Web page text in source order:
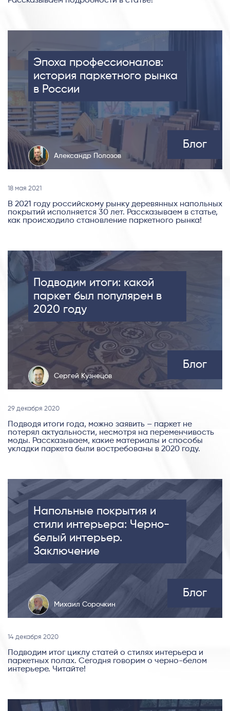
Эпоха профессионалов:
история паркетного рынка
в России
Александр Полозов
Блог
18 мая 2021
В 2021 году российскому рынку деревянных напольных
покрытий исполняется 30 лет. Рассказываем в статье,
как происходило становление паркетного рынка!
Подводим итоги: какой
паркет был популярен в
2020 году
Сергей Кузнецов
Блог
29 декабря 2020
Подводя итоги года, можно заявить – паркет не
потерял актуальности, несмотря на переменчивость
моды. Рассказываем, какие материалы и способы
укладки паркета были востребованы в 2020 году.
Напольные покрытия и
стили интерьера: Черно-
белый интерьер.
Заключение
Михаил Сорочкин
Блог
14 декабря 2020
Подводим итог циклу статей о стилях интерьера и
паркетных полах. Сегодня говорим о черно-белом
интерьере. Читайте!